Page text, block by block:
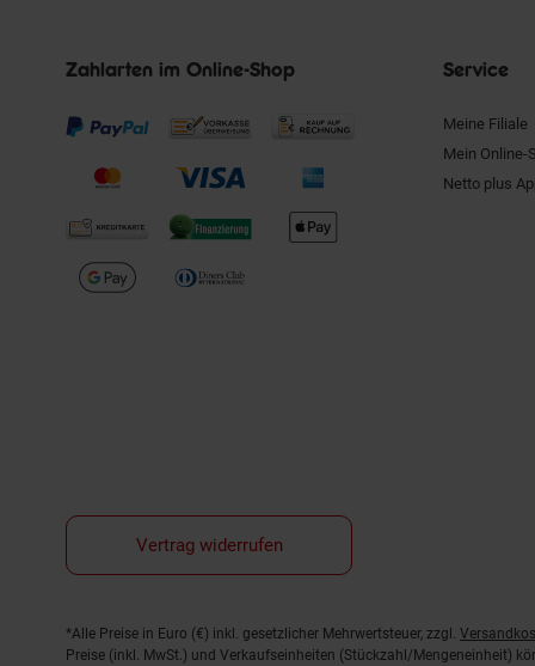
Zahlarten im Online-Shop Service
Meine Filiale
Mein Online-
Netto plus
Vertrag widerrufen
Fußnoten
*Alle Preise in Euro (€) inkl. gesetzlicher Mehrwertsteuer, zzgl.
Preise (inkl. MwSt.) und Verkaufseinheiten (Stückzahl/Mengeneinheit)